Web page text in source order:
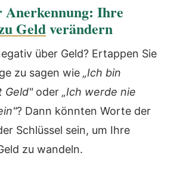
Anerkennung: Ihre
Geldverändern
über Geld? Ertappen Sie
zu sagen wie „Ich bin
Geld"oder „Ich werde nie
? Dann könnten Worte der
Schlüssel sein, um Ihre
zu wandeln.